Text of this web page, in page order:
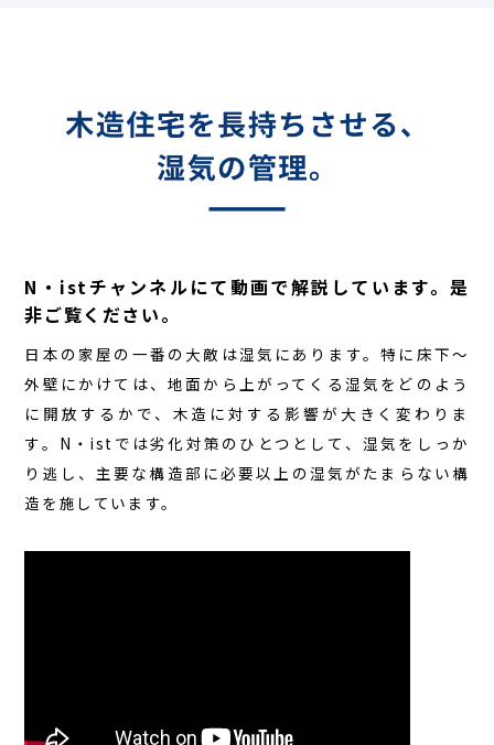
N・istチャンネルにて動画で解説しています。是
非ご覧ください。
日本の家屋の一番の大敵は湿気にあります。特に床下～
外壁にかけては、地面から上がってくる湿気をどのよう
に開放するかで、木造に対する影響が大きく変わりま
す。N・istでは劣化対策のひとつとして、湿気をしっか
り逃し、主要な構造部に必要以上の湿気がたまらない構
造を施しています。